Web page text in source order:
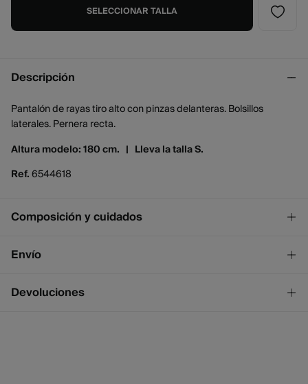
SELECCIONAR TALLA
Descripción
Pantalón de rayas tiro alto con pinzas delanteras. Bolsillos
laterales. Pernera recta.
Altura modelo: 180 cm. | Lleva la talla S.
Ref.6544618
Composición y cuidados
Composición
Envío
Envío a tienda
¡GRATIS!
Devoluciones